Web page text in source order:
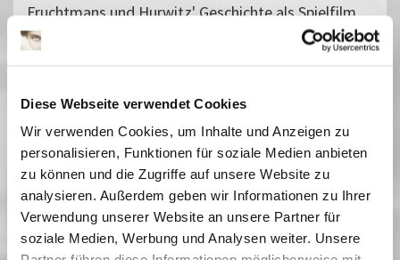
Diese Webseite verwendet Cookies
Wir verwenden Cookies, um Inhalte und Anzeigen zu
personalisieren, Funktionen für soziale Medien anbieten
zu können und die Zugriffe auf unsere Website zu
analysieren. Außerdem geben wir Informationen zu Ihrer
Verwendung unserer Website an unsere Partner für
soziale Medien, Werbung und Analysen weiter. Unsere
Fruchtmans und Hurwitz' Geschichte als Spielfilm
nach.
20 Mai 2025 | 19:30
How to Catch a Nazi
Ausstellung und Begleitprogrammbis 1.2.2026Adolf Eichmann,
der ehemalige Obersturmbannführer der SS im Berliner
Reichssicherheitshauptamt, war einer der berüchtigtsten
Holocaust-Täter und maßgeblich für die Deportation und